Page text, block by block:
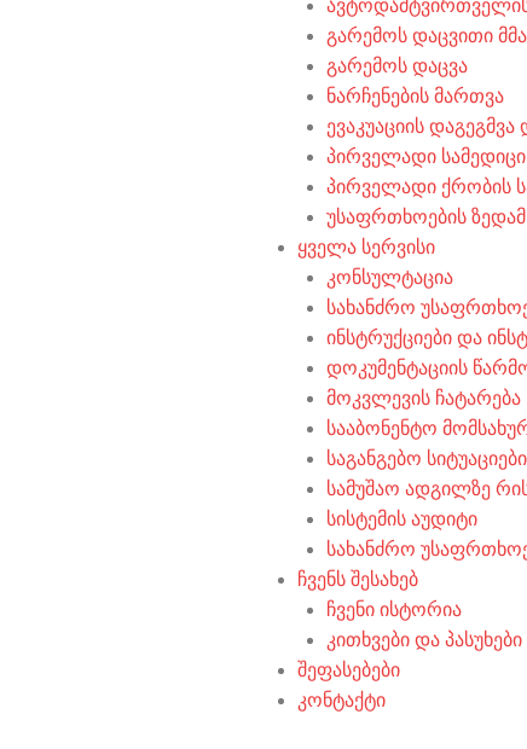
გარემოს დაცვითი
გარემოს დაცვა
ნარჩენების მართვა
ევაკუაციის
პირველადი
პირველადი ქრობის
უსაფრთხოების
ყველა სერვისი
კონსულტაცია
სახანძრო
ინსტრუქციები და
დოკუმენტაციის
მოკვლევის ჩატარება
სააბონენტო
საგანგებო
სამუშაო ადგილზე
სისტემის აუდიტი
სახანძრო
ჩვენს შესახებ
ჩვენი ისტორია
კითხვები და პასუხები
შეფასებები
კონტაქტი